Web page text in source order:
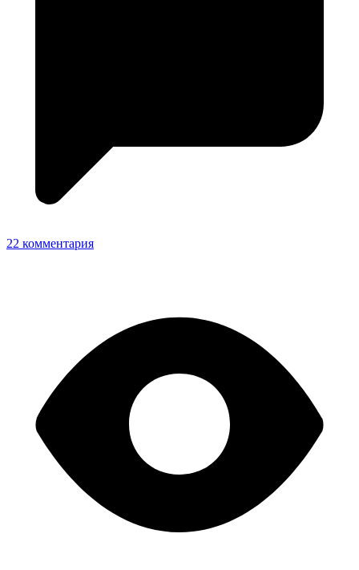
22 комментария